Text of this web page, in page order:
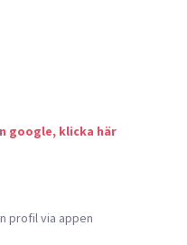
google, klicka här
profil via appen